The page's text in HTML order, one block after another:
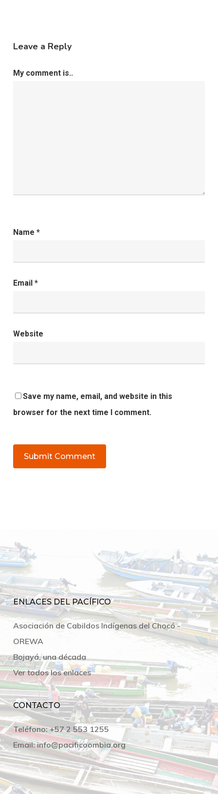
Leave a Reply
My comment is..
Name *
Email *
Website
Save my name, email, and website in this
browser for the next time I comment.
ENLACES DEL PACÍFICO
Asociación de Cabildos Indígenas del Chocó -
OREWA
Bojayá, una década
Ver todos los enlaces
CONTACTO
Teléfono:+57 2 553 1255
Email: info@pacificoombia.org